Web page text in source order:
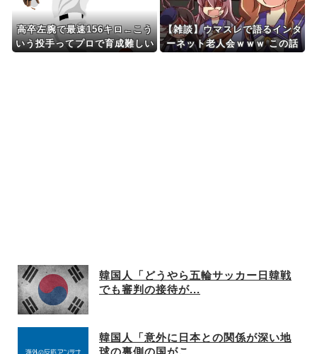
ペーンが8月1日より堂々開
催！
高卒左腕で最速156キロ←こう
いう投手ってプロで育成難しい
【雑談】ウマスレで語るインタ
ーネット老人会ｗｗｗ この話
韓国人「どうやら五輪サッカー日韓戦
でも審判の接待が...
韓国人「意外に日本との関係が深い地